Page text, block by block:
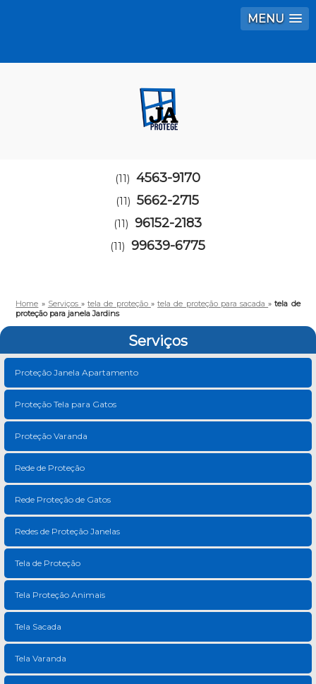
MENU
(11) 4563-9170
(11) 5662-2715
(11) 96152-2183
(11) 99639-6775
Home » Serviços»tela de proteção »tela de proteção para sacada»tela de
proteção para janela Jardins
Serviços
Proteção Janela Apartamento
Proteção Tela para Gatos
Proteção Varanda
Rede de Proteção
Rede Proteção de Gatos
Redes de Proteção Janelas
Tela de Proteção
Tela Proteção Animais
Tela Sacada
Tela Varanda